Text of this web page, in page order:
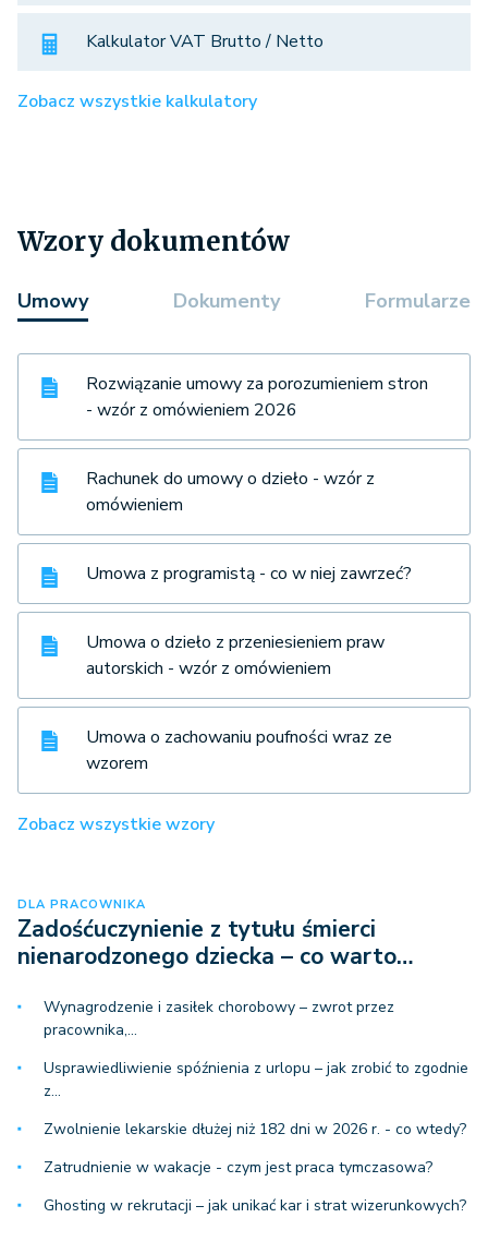
Kalkulator VAT Brutto / Netto
Zobacz wszystkie kalkulatory
Wzory dokumentów
Umowy Dokumenty Formularze
Rozwiązanie umowy za porozumieniem stron
- wzór z omówieniem 2026
Rachunek do umowy o dzieło - wzór z
omówieniem
Umowa z programistą - co w niej zawrzeć?
Umowa o dzieło z przeniesieniem praw
autorskich - wzór z omówieniem
Umowa o zachowaniu poufności wraz ze
wzorem
Zobacz wszystkie wzory
DLA PRACOWNIKA
Zadośćuczynienie z tytułu śmierci
nienarodzonego dziecka – co warto…
Wynagrodzenie i zasiłek chorobowy – zwrot przez
pracownika,…
Usprawiedliwienie spóźnienia z urlopu – jak zrobić to zgodnie
z…
Zwolnienie lekarskie dłużej niż 182 dni w 2026 r. - co wtedy?
Zatrudnienie w wakacje - czym jest praca tymczasowa?
Ghosting w rekrutacji – jak unikać kar i strat wizerunkowych?